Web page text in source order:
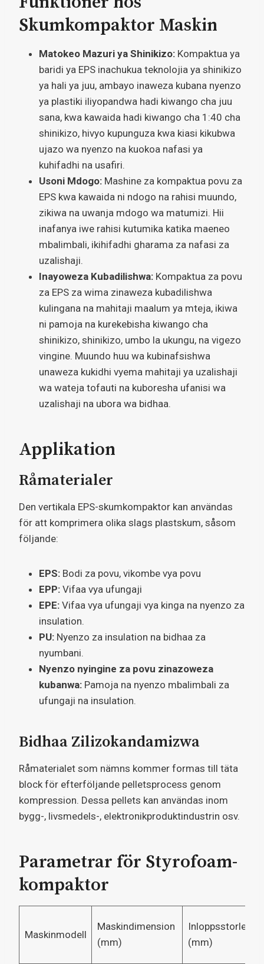
Skumkompaktor Maskin
Matokeo Mazuri ya Shinikizo: Kompaktua ya
baridi ya EPS inachukua teknolojia ya shinikizo
ya hali ya juu, ambayo inaweza kubana nyenzo
ya plastiki iliyopandwa hadi kiwango cha juu
sana, kwa kawaida hadi kiwango cha 1:40 cha
shinikizo, hivyo kupunguza kwa kiasi kikubwa
ujazo wa nyenzo na kuokoa nafasi ya
kuhifadhi na usafiri.
Usoni Mdogo: Mashine za kompaktua povu za
EPS kwa kawaida ni ndogo na rahisi muundo,
zikiwa na uwanja mdogo wa matumizi. Hii
inafanya iwe rahisi kutumika katika maeneo
mbalimbali, ikihifadhi gharama za nafasi za
uzalishaji.
Inayoweza Kubadilishwa: Kompaktua za povu
za EPS za wima zinaweza kubadilishwa
kulingana na mahitaji maalum ya mteja, ikiwa
ni pamoja na kurekebisha kiwango cha
shinikizo, shinikizo, umbo la ukungu, na vigezo
vingine. Muundo huu wa kubinafsishwa
unaweza kukidhi vyema mahitaji ya uzalishaji
wa wateja tofauti na kuboresha ufanisi wa
uzalishaji na ubora wa bidhaa.
Applikation
Råmaterialer
Den vertikala EPS-skumkompaktor kan användas
för att komprimera olika slags plastskum, såsom
följande:
EPS: Bodi za povu, vikombe vya povu
EPP: Vifaa vya ufungaji
EPE: Vifaa vya ufungaji vya kinga na nyenzo za
insulation.
PU: Nyenzo za insulation na bidhaa za
nyumbani.
Nyenzo nyingine za povu zinazoweza
kubanwa: Pamoja na nyenzo mbalimbali za
ufungaji na insulation.
Bidhaa Zilizokandamizwa
Råmaterialet som nämns kommer formas till täta
block för efterföljande pelletsprocess genom
kompression. Dessa pellets kan användas inom
bygg-, livsmedels-, elektronikproduktindustrin osv.
Parametrar för Styrofoam-
kompaktor
Maskinmodell
Maskindimension
(mm)
Inloppsstorlek
(mm)